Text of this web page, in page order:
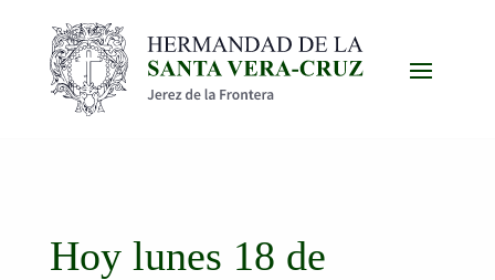
Hoy lunes 18 de